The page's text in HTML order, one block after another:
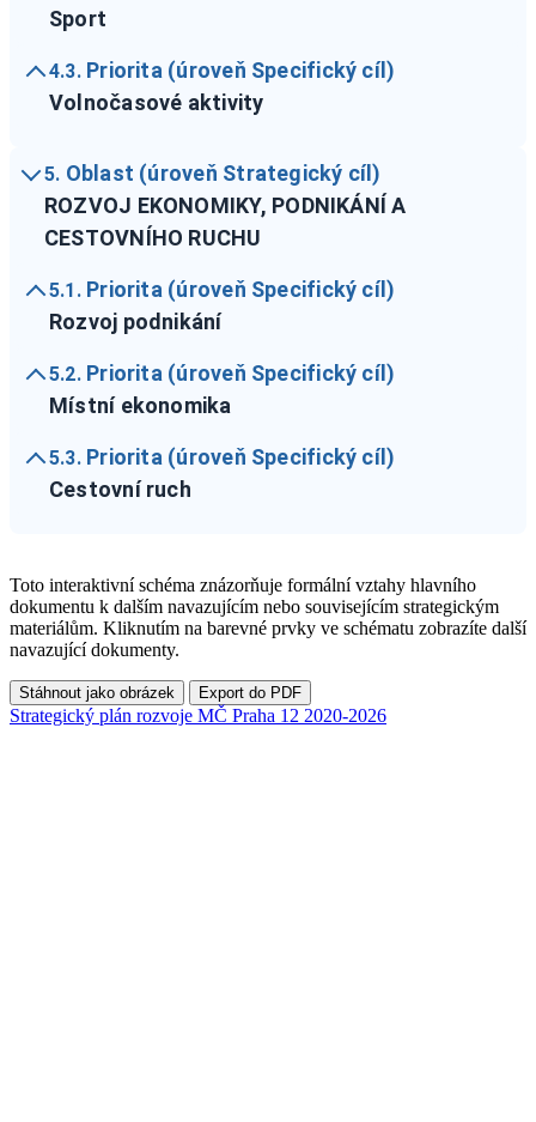
Sport
4.3. Priorita (úroveň Specifický cíl)
Volnočasové aktivity
5. Oblast (úroveň Strategický cíl)
ROZVOJ EKONOMIKY, PODNIKÁNÍ A
CESTOVNÍHO RUCHU
5.1. Priorita (úroveň Specifický cíl)
Rozvoj podnikání
5.2. Priorita (úroveň Specifický cíl)
Místní ekonomika
5.3. Priorita (úroveň Specifický cíl)
Cestovní ruch
Toto interaktivní schéma znázorňuje formální vztahy hlavního
dokumentu k dalším navazujícím nebo souvisejícím strategickým
materiálům. Kliknutím na barevné prvky ve schématu zobrazíte další
navazující dokumenty.
Stáhnout jako obrázek Export do PDF
Strategický plán rozvoje MČ Praha 12 2020-2026